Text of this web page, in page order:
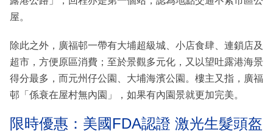
屋。
除此之外，廣福邨一帶有大埔超級城、小店食肆、連鎖店及
超市，方便原區消費；至於景觀多元化，又以望吐露港海景
得分最多，而元州仔公園、大埔海濱公園。樓主又指，廣福
邨「係衰在屋村無內園」，如果有內園景就更加完美。
限時優惠：美國FDA認證 激光生髮頭盔